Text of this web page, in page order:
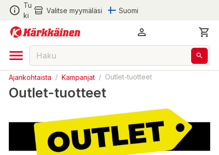
Tu
ki
Valitse myymäläsi Suomi
Ajankohtaista / Kampanjat / Outlet-tuotteet
Outlet-tuotteet